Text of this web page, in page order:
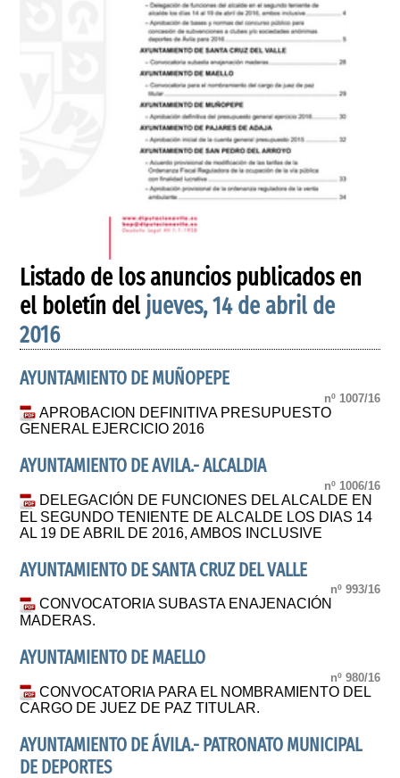
Listado de los anuncios publicados en
el boletín del jueves, 14 de abril de
2016
AYUNTAMIENTO DE MUÑOPEPE
nº 1007/16
APROBACION DEFINITIVA PRESUPUESTO
GENERAL EJERCICIO 2016
AYUNTAMIENTO DE AVILA.- ALCALDIA
nº 1006/16
DELEGACIÓN DE FUNCIONES DEL ALCALDE EN
EL SEGUNDO TENIENTE DE ALCALDE LOS DIAS 14
AL 19 DE ABRIL DE 2016, AMBOS INCLUSIVE
AYUNTAMIENTO DE SANTA CRUZ DEL VALLE
nº 993/16
CONVOCATORIA SUBASTA ENAJENACIÓN
MADERAS.
AYUNTAMIENTO DE MAELLO
nº 980/16
CONVOCATORIA PARA EL NOMBRAMIENTO DEL
CARGO DE JUEZ DE PAZ TITULAR.
AYUNTAMIENTO DE ÁVILA.- PATRONATO MUNICIPAL
DE DEPORTES